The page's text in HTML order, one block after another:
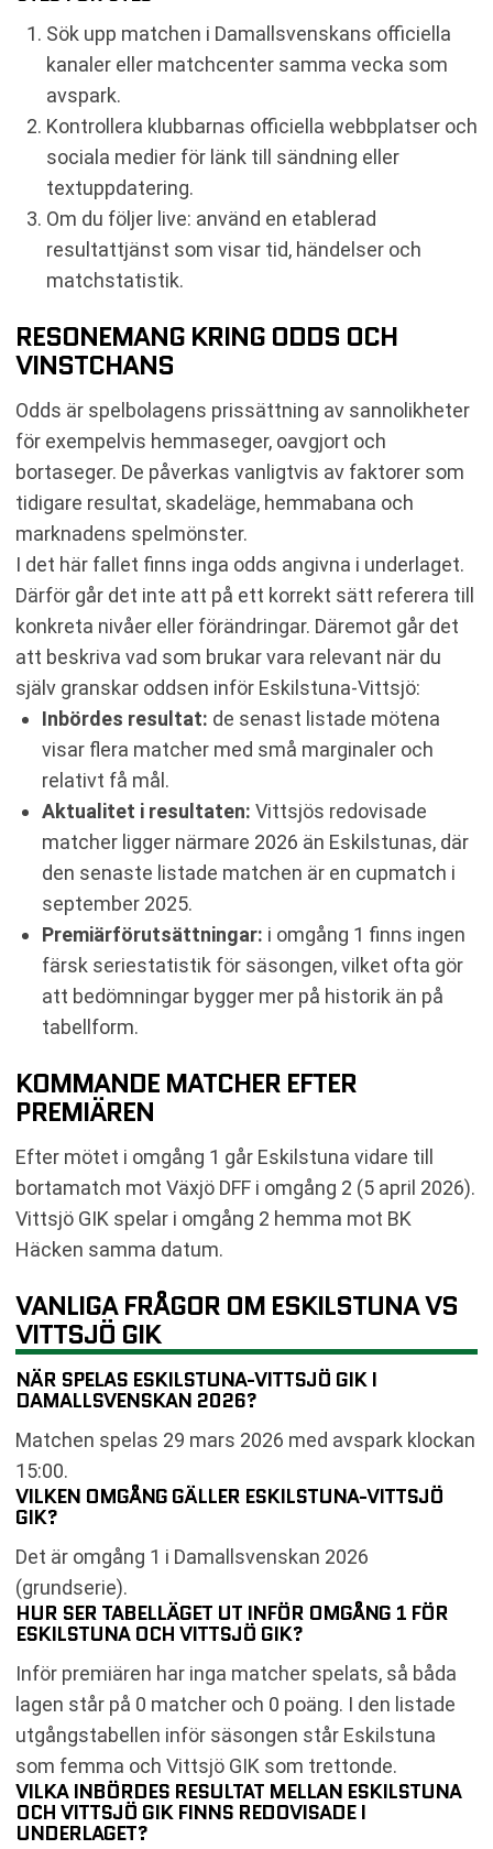
Sök upp matchen i Damallsvenskans officiella
kanaler eller matchcenter samma vecka som
avspark.
Kontrollera klubbarnas officiella webbplatser och
sociala medier för länk till sändning eller
textuppdatering.
Om du följer live: använd en etablerad
resultattjänst som visar tid, händelser och
matchstatistik.
RESONEMANG KRING ODDS OCH
VINSTCHANS
Odds är spelbolagens prissättning av sannolikheter
för exempelvis hemmaseger, oavgjort och
bortaseger. De påverkas vanligtvis av faktorer som
tidigare resultat, skadeläge, hemmabana och
marknadens spelmönster.
I det här fallet finns inga odds angivna i underlaget.
Därför går det inte att på ett korrekt sätt referera till
konkreta nivåer eller förändringar. Däremot går det
att beskriva vad som brukar vara relevant när du
själv granskar oddsen inför Eskilstuna-Vittsjö:
Inbördes resultat: de senast listade mötena
visar flera matcher med små marginaler och
relativt få mål.
Aktualitet i resultaten: Vittsjös redovisade
matcher ligger närmare 2026 än Eskilstunas, där
den senaste listade matchen är en cupmatch i
september 2025.
Premiärförutsättningar: i omgång 1 finns ingen
färsk seriestatistik för säsongen, vilket ofta gör
att bedömningar bygger mer på historik än på
tabellform.
KOMMANDE MATCHER EFTER
PREMIÄREN
Efter mötet i omgång 1 går Eskilstuna vidare till
bortamatch mot Växjö DFF i omgång 2 (5 april 2026).
Vittsjö GIK spelar i omgång 2 hemma mot BK
Häcken samma datum.
VANLIGA FRÅGOR OM ESKILSTUNA VS
VITTSJÖ GIK
NÄR SPELAS ESKILSTUNA-VITTSJÖ GIK I
DAMALLSVENSKAN 2026?
Matchen spelas 29 mars 2026 med avspark klockan
15:00.
VILKEN OMGÅNG GÄLLER ESKILSTUNA-VITTSJÖ
GIK?
Det är omgång 1 i Damallsvenskan 2026
(grundserie).
HUR SER TABELLÄGET UT INFÖR OMGÅNG 1 FÖR
ESKILSTUNA OCH VITTSJÖ GIK?
Inför premiären har inga matcher spelats, så båda
lagen står på 0 matcher och 0 poäng. I den listade
utgångstabellen inför säsongen står Eskilstuna
som femma och Vittsjö GIK som trettonde.
VILKA INBÖRDES RESULTAT MELLAN ESKILSTUNA
OCH VITTSJÖ GIK FINNS REDOVISADE I
UNDERLAGET?